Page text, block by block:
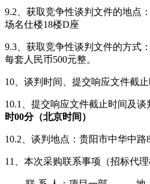
9.2、获取竞争性谈判文件的地点：
场名仕楼18楼D座
9.3、获取竞争性谈判文件的方式
每套人民币500元整。
10、谈判时间、提交响应文件截
10.1、提交响应文件截止时间及谈
时00分（北京时间）
10.2、谈判 地点：贵阳市中华中路
11、本次采购联系事项（招标代理